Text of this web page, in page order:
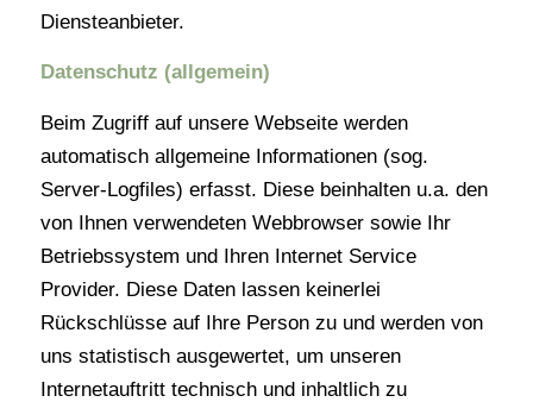
Diensteanbieter.
Datenschutz (allgemein)
Beim Zugriff auf unsere Webseite werden
automatisch allgemeine Informationen (sog.
Server-Logfiles) erfasst. Diese beinhalten u.a. den
von Ihnen verwendeten Webbrowser sowie Ihr
Betriebssystem und Ihren Internet Service
Provider. Diese Daten lassen keinerlei
Rückschlüsse auf Ihre Person zu und werden von
uns statistisch ausgewertet, um unseren
Internetauftritt technisch und inhaltlich zu